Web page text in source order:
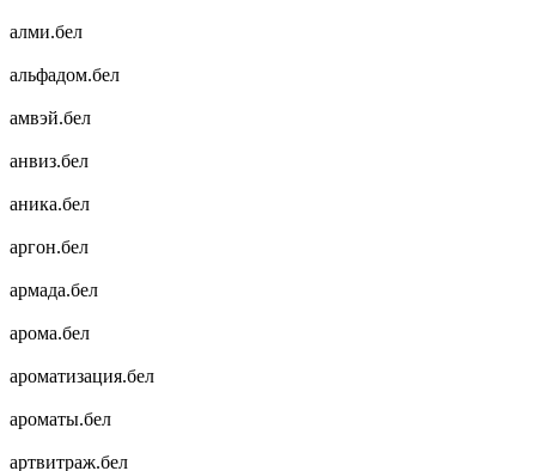
алми.бел
альфадом.бел
амвэй.бел
анвиз.бел
аника.бел
аргон.бел
армада.бел
арома.бел
ароматизация.бел
ароматы.бел
артвитраж.бел